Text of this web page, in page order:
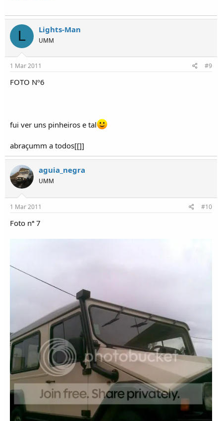
L Lights-Man
UMM
1 Mar 2011 #9
FOTO Nº6
fui ver uns pinheiros e tal
abraçumm a todos[[]]
aguia_negra
UMM
1 Mar 2011 #10
Foto nª 7